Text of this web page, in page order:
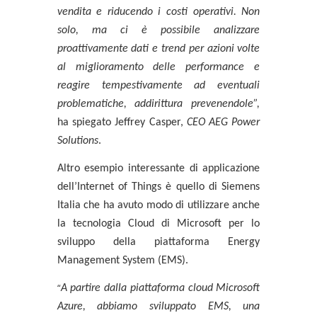
vendita e riducendo i costi operativi. Non
solo, ma ci è possibile analizzare
proattivamente dati e trend per azioni volte
al miglioramento delle performance e
reagire tempestivamente ad eventuali
problematiche, addirittura prevenendole”,
ha spiegatoJeffrey Casper, CEO AEG Power
Solutions.
Altro esempio interessante di applicazione
dell’Internet of Things è quello diSiemens
Italia che ha avuto modo di utilizzare anche
la tecnologia Cloud di Microsoft per lo
sviluppo della piattaforma Energy
Management System (EMS).
“A partire dalla piattaforma cloud Microsoft
Azure, abbiamo sviluppato EMS, una